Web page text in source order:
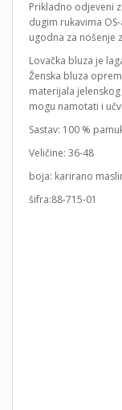
Prikladno odjeveni
dugim rukavima
ugodna za nošenje
Lovačka bluza je
Ženska bluza
materijala
mogu namotati i
Sastav: 100 %
Veličine: 36-48
boja: karirano
šifra:88-715-01